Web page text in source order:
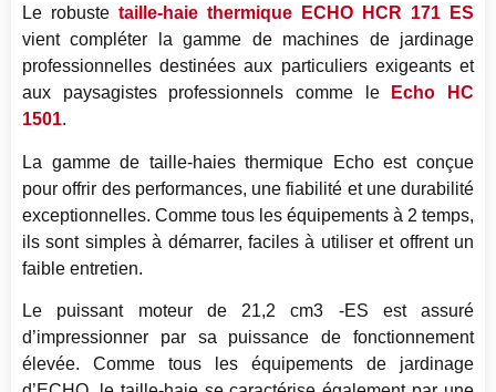
Le robuste taille-haie thermique ECHO HCR 171 ES
vient compléter la gamme de machines de jardinage
professionnelles destinées aux particuliers exigeants et
aux paysagistes professionnels comme le
Echo HC
1501.
La gamme de taille-haies thermique Echo est conçue
pour offrir des performances, une fiabilité et une durabilité
exceptionnelles. Comme tous les équipements à 2 temps,
ils sont simples à démarrer, faciles à utiliser et offrent un
faible entretien.
Le puissant moteur de 21,2 cm3 -ES est assuré
d’impressionner par sa puissance de fonctionnement
élevée. Comme tous les équipements de jardinage